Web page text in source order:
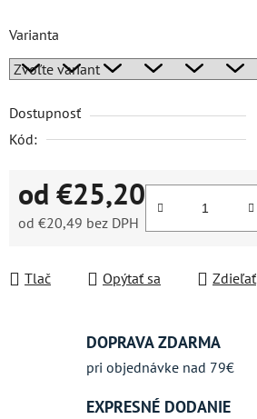
Varianta
Dostupnosť
Kód:
od €25,20
od €20,49 bez DPH
Tlač Opýtať sa Zdieľať
DOPRAVA ZDARMA
pri objednávke nad 79€
EXPRESNÉ DODANIE